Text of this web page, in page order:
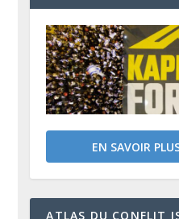
EN SAVOIR
ATLAS DU CONFLIT